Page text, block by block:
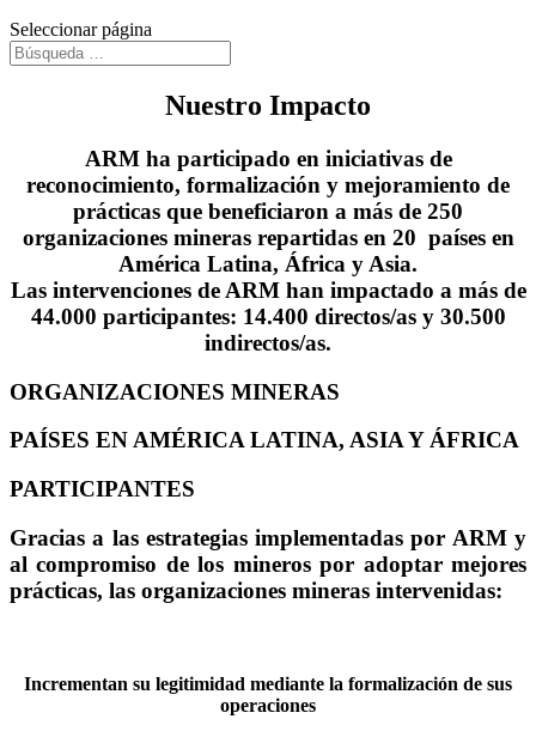
Seleccionar página
Nuestro Impacto
ARM ha participado en iniciativas de
reconocimiento, formalización y mejoramiento de
prácticas que beneficiaron a más de 250
organizaciones minerasrepartidas en 20 paísesen
América Latina, África y Asia.
Las intervenciones de ARM han impactado a más de
44.000 participantes: 14.400 directos/as y 30.500
indirectos/as.
ORGANIZACIONES MINERAS
PAÍSES EN AMÉRICA LATINA, ASIA Y ÁFRICA
PARTICIPANTES
Gracias a las estrategias implementadas por ARM y
alcompromiso de los minerospor adoptar mejores
prácticas, las organizaciones mineras intervenidas:
Incrementan su legitimidad mediante la formalización de sus
operaciones